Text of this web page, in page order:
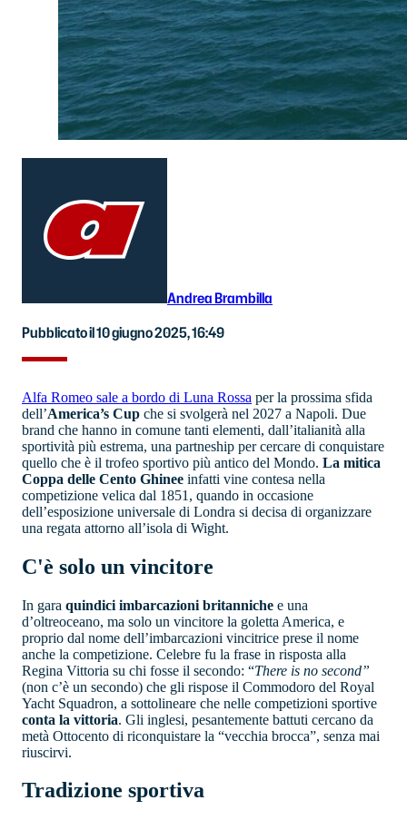
Andrea Brambilla
Pubblicato il 10 giugno 2025, 16:49
Alfa Romeo sale a bordo di Luna Rossa per la prossima sfida
dell’America’s Cup che si svolgerà nel 2027 a Napoli. Due
brand che hanno in comune tanti elementi, dall’italianità alla
sportività più estrema, una partneship per cercare di conquistare
quello che è il trofeo sportivo più antico del Mondo. La mitica
Coppa delle Cento Ghinee infatti vine contesa nella
competizione velica dal 1851, quando in occasione
dell’esposizione universale di Londra si decisa di organizzare
una regata attorno all’isola di Wight.
C'è solo un vincitore
In gara quindici imbarcazioni britanniche e una
d’oltreoceano, ma solo un vincitore la goletta America, e
proprio dal nome dell’imbarcazioni vincitrice prese il nome
anche la competizione. Celebre fu la frase in risposta alla
Regina Vittoria su chi fosse il secondo: “There is no second”
(non c’è un secondo) che gli rispose il Commodoro del Royal
Yacht Squadron, a sottolineare che nelle competizioni sportive
conta la vittoria. Gli inglesi, pesantemente battuti cercano da
metà Ottocento di riconquistare la “vecchia brocca”, senza mai
riuscirvi.
Tradizione sportiva